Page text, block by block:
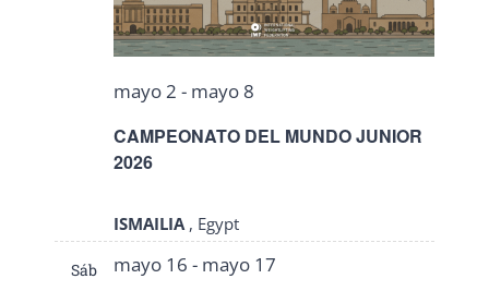
CAMPEONATO DEL MUNDO JUNIOR
2026
mayo 2 - mayo 8
ISMAILIA , Egypt
Sáb mayo 16 - mayo 17